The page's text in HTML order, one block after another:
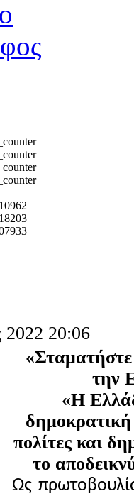
10962
18203
2022 20:06
την
«Η
πολίτες και
το
Ως